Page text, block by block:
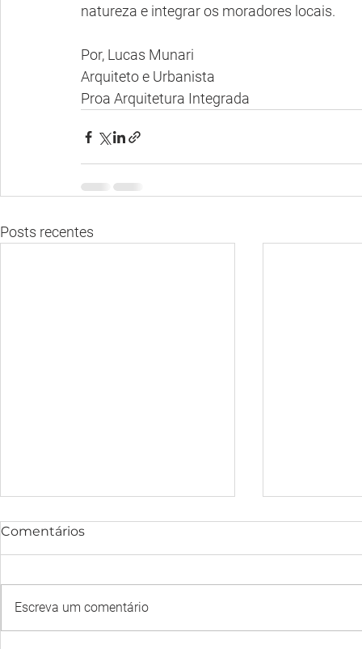
natureza e integrar os moradores locais.
Por, Lucas Munari
Arquiteto e Urbanista
Proa Arquitetura Integrada
Posts recentes
Comentários
Escreva um comentário